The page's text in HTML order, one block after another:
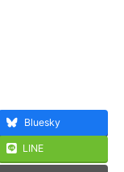
Bluesky
LINE